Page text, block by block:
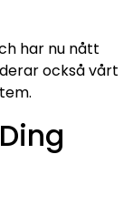
har nu nått
också vårt